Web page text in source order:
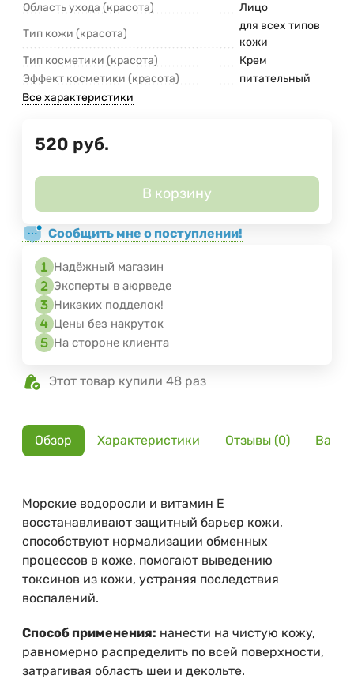
Область ухода (красота)
Лицо
Тип кожи (красота)
для всех типов
кожи
Тип косметики (красота)
Крем
Эффект косметики (красота)
питательный
Все характеристики
520 руб.
В корзину
Сообщить мне о поступлении!
Надёжный магазин
Эксперты в аюрведе
Никаких подделок!
Цены без накруток
На стороне клиента
Этот товар купили 48 раз
Обзор Характеристики Отзывы (0)
Морские водоросли и витамин Е
восстанавливают защитный барьер кожи,
способствуют нормализации обменных
процессов в коже, помогают выведению
токсинов из кожи, устраняя последствия
воспалений.
Способ применения: нанести на чистую кожу,
равномерно распределить по всей поверхности,
затрагивая область шеи и декольте.